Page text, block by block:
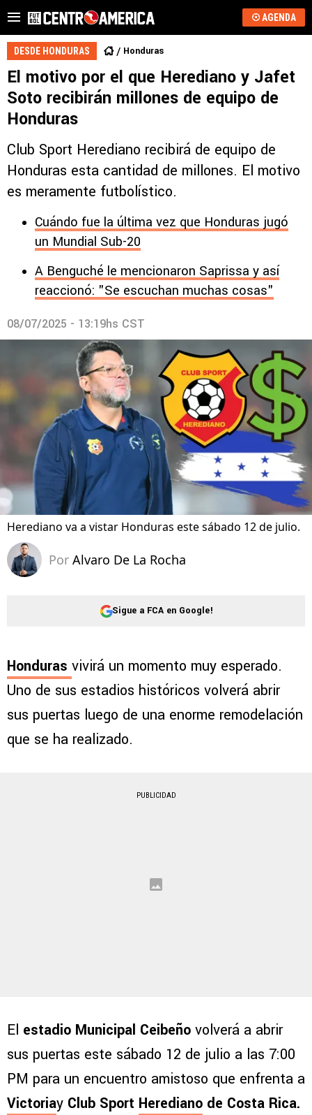
AGENDA
DESDE HONDURAS Honduras
El motivo por el que Herediano y Jafet
Soto recibirán millones de equipo de
Honduras
Club Sport Herediano recibirá de equipo de
Honduras esta cantidad de millones. El motivo
es meramente futbolístico.
Cuándo fue la última vez que Honduras jugó
un Mundial Sub-20
A Benguché le mencionaron Saprissa y así
reaccionó: "Se escuchan muchas cosas"
08/07/2025 - 13:19hs CST
Herediano va a vistar Honduras este sábado 12 de julio.
Por Alvaro De La Rocha
Sigue a FCA en Google!
Honduras vivirá un momento muy esperado.
Uno de sus estadios históricos volverá abrir
sus puertas luego de una enorme remodelación
que se ha realizado.
PUBLICIDAD
El estadio Municipal Ceibeño volverá a abrir
sus puertas este sábado 12 de julio a las 7:00
PM para un encuentro amistoso que enfrenta a
Victoriay Club Sport Herediano de Costa Rica.